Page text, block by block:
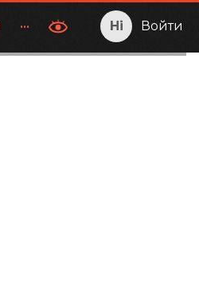
••• Войти